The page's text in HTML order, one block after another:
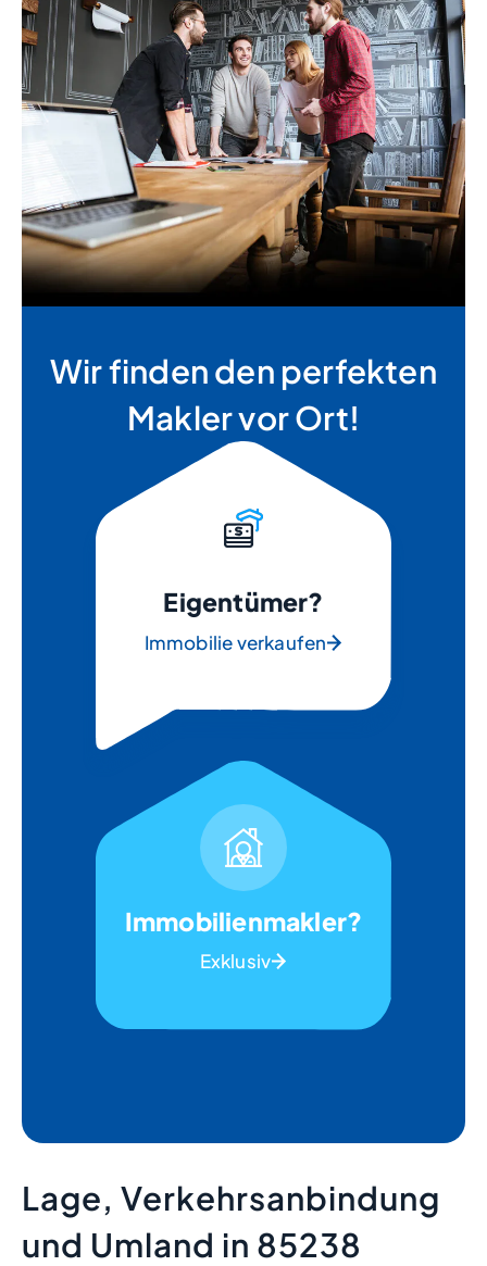
Wir finden den perfekten
Makler vor Ort!
Eigentümer?
Immobilie verkaufen
Immobilienmakler?
Exklusiv
Lage, Verkehrsanbindung
und Umland in 85238